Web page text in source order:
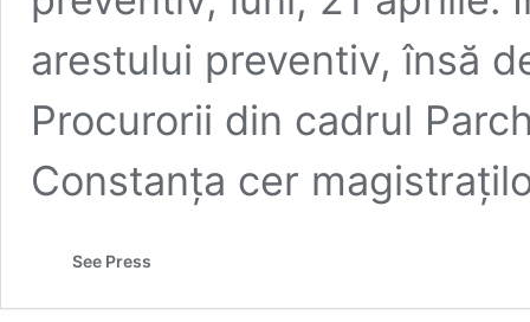
arestului preventiv, însă
Procurorii din cadrul
Constanța cer
See Press